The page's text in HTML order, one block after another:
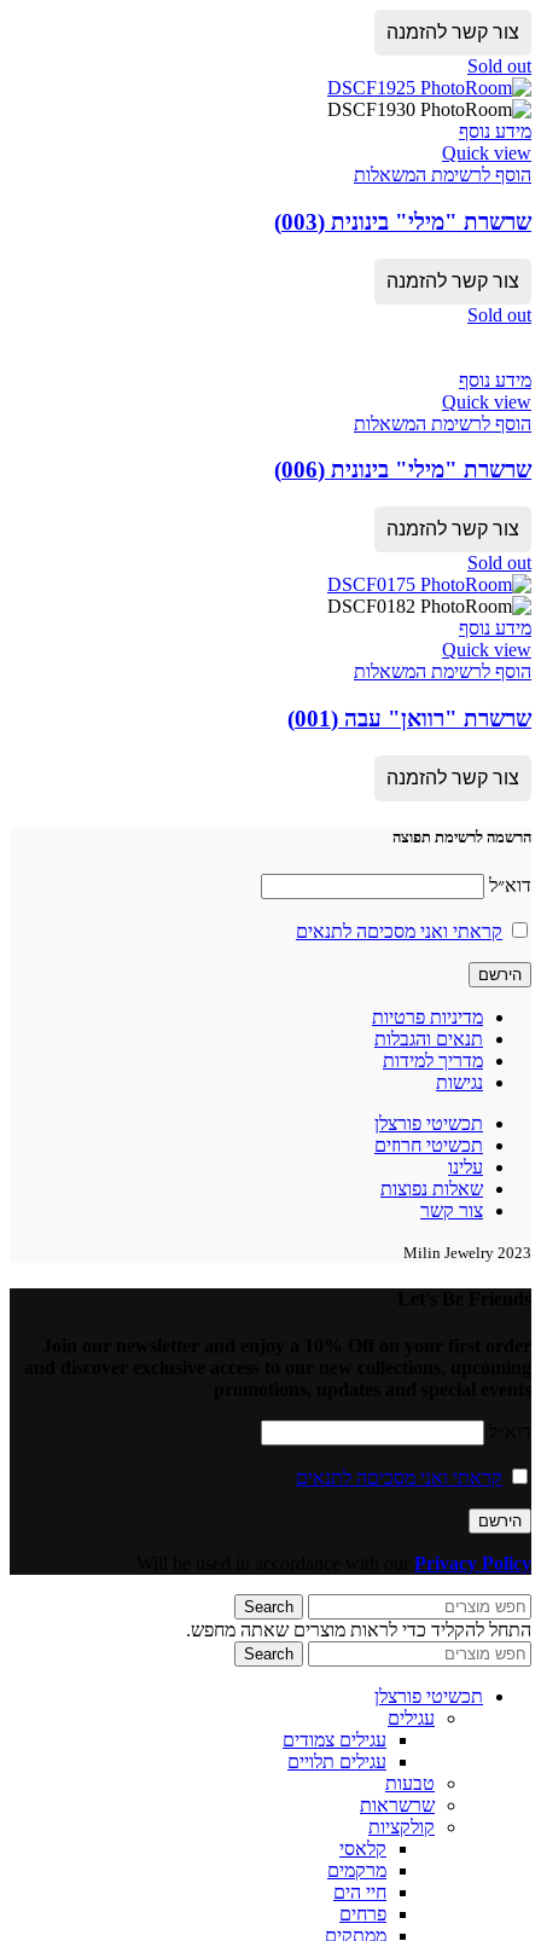
צור קשר להזמנה
Sold out
מידע נוסף
Quick view
הוסף לרשימת המשאלות
שרשרת "מילי" בינונית (003)
צור קשר להזמנה
Sold out
מידע נוסף
Quick view
הוסף לרשימת המשאלות
שרשרת "מילי" בינונית (006)
צור קשר להזמנה
Sold out
מידע נוסף
Quick view
הוסף לרשימת המשאלות
שרשרת "רוואן" עבה (001)
צור קשר להזמנה
הרשמה לרשימת תפוצה
דוא״ל
קראתי ואני מסכיםה לתנאים
מדיניות פרטיות
תנאים והגבלות
מדריך למידות
נגישות
תכשיטי פורצלן
תכשיטי חרוזים
עלינו
שאלות נפוצות
צור קשר
2023 Milin Jewelry
קראתי ואני מסכיםה לתנאים
Privacy Policy
Search
התחל להקליד כדי לראות מוצרים שאתה מחפש.
Search
תכשיטי פורצלן
עגילים
עגילים צמודים
עגילים תלויים
טבעות
שרשראות
קולקציות
קלאסי
מרקמים
חיי הים
פרחים
ממתקים